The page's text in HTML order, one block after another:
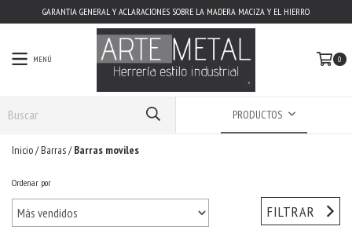
GARANTIA GENERAL Y ACLARACIONES SOBRE LA MADERA MACIZA Y EL HIERRO
MENÚ 0
PRODUCTOS
Inicio/ Barras/ Barras moviles
Ordenar por
FILTRAR